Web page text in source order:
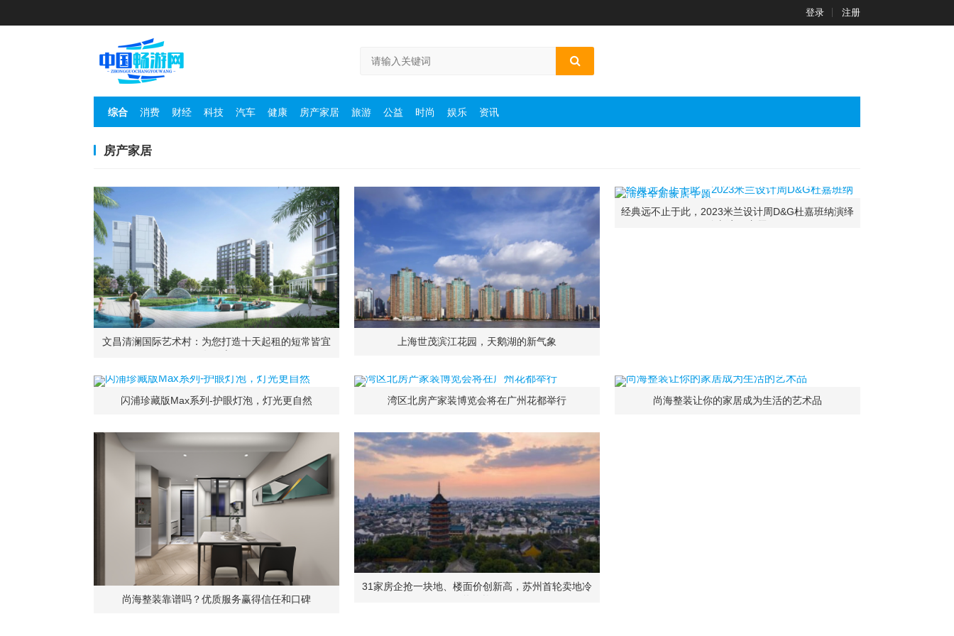
登录 注册
综合 消费 财经 科技 汽车 健康 房产家居 旅游 公益 时尚 娱乐 资讯
房产家居
文昌清澜国际艺术村：为您打造十天起租的短常皆宜
上海世茂滨江花园，天鹅湖的新气象
经典远不止于此，2023米兰设计周D&G杜嘉班纳演绎
闪浦珍藏版Max系列-护眼灯泡，灯光更自然 湾区北房产家装博览会将在广州花都举行 尚海整装让你的家居成为生活的艺术品
尚海整装靠谱吗？优质服务赢得信任和口碑
31家房企抢一块地、楼面价创新高，苏州首轮卖地冷